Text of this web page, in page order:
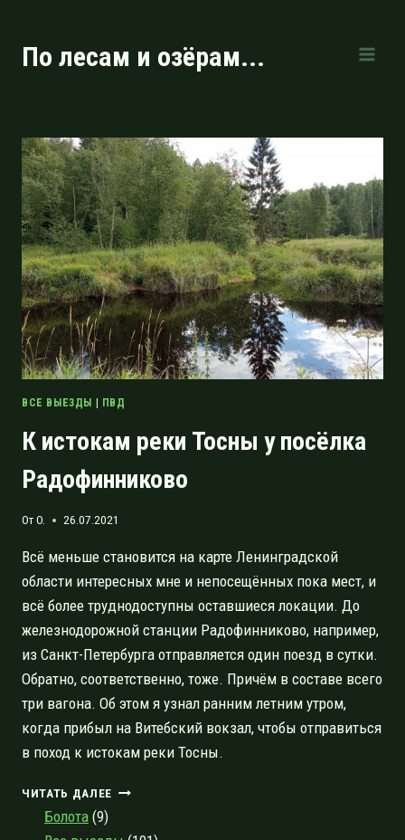
содержимому
По лесам и озёрам...
ВСЕ ВЫЕЗДЫ | ПВД
К истокам реки Тосны у посёлка
Радофинниково
ОтO. 26.07.2021
Всё меньше становится на карте Ленинградской
области интересных мне и непосещённых пока мест, и
всё более труднодоступны оставшиеся локации. До
железнодорожной станции Радофинниково, например,
из Санкт-Петербурга отправляется один поезд в сутки.
Обратно, соответственно, тоже. Причём в составе всего
три вагона. Об этом я узнал ранним летним утром,
когда прибыл на Витебский вокзал, чтобы отправиться
в поход к истокам реки Тосны.
ЧИТАТЬ ДАЛЕЕ
Болота (9)